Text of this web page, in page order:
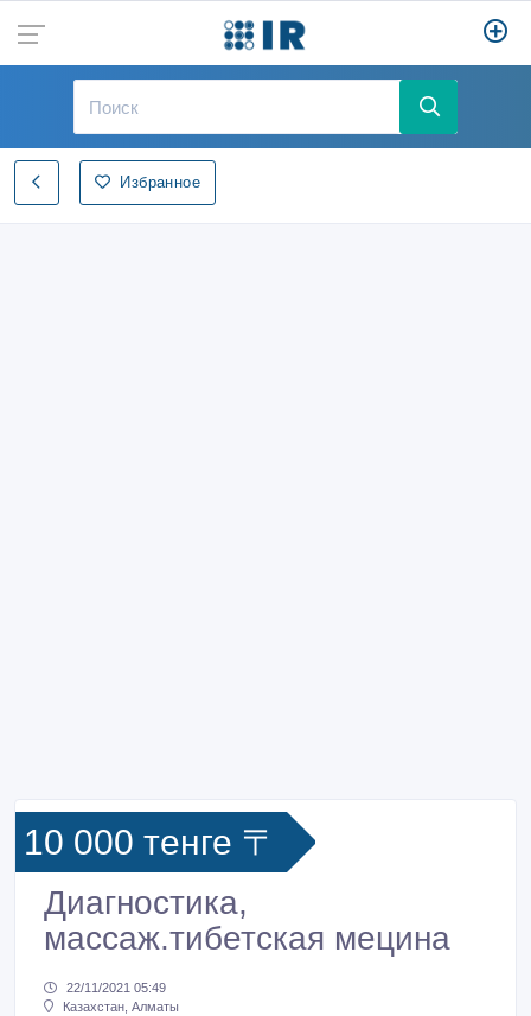
Избранное
10 000 тенге 〒
Диагностика,
массаж.тибетская мецина
22/11/2021 05:49
Казахстан, Алматы